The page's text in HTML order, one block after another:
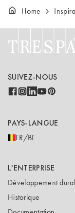
Home
SUIVEZ-NOUS
PAYS-LANGUE
FR/BE
L'ENTERPRISE
Développement
Historique